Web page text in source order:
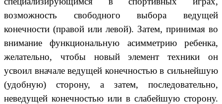
возможность свободного выбора ведущей
конечности (правой или левой). Затем, принимая во
внимание функциональную асимметрию ребенка,
желательно, чтобы новый элемент техники он
усвоил вначале ведущей конечностью в сильнейшую
(удобную) сторону, а затем, последовательно,
неведущей конечностью или в слабейшую сторону.